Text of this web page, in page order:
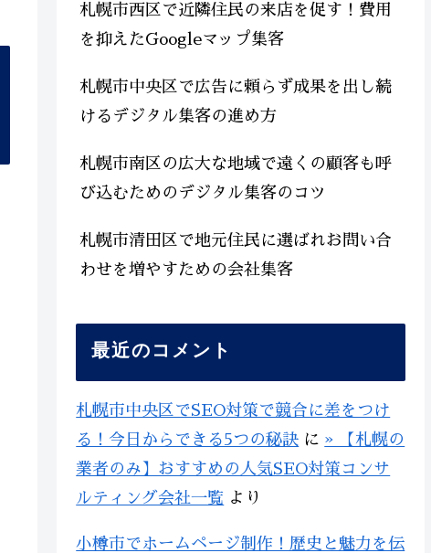
札幌市西区で近隣住民の来店を促す！費用
を抑えたGoogleマップ集客
札幌市中央区で広告に頼らず成果を出し続
けるデジタル集客の進め方
札幌市南区の広大な地域で遠くの顧客も呼
び込むためのデジタル集客のコツ
札幌市清田区で地元住民に選ばれお問い合
わせを増やすための会社集客
最近のコメント
札幌市中央区でSEO対策で競合に差をつけ
る！今日からできる5つの秘訣 に » 【札幌の
業者のみ】おすすめの人気SEO対策コンサ
ルティング会社一覧 より
小樽市でホームページ制作！歴史と魅力を伝